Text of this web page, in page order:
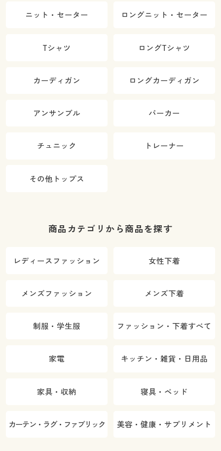
ニット・セーター ロングニット・セーター
Tシャツ ロングTシャツ
カーディガン ロングカーディガン
アンサンブル パーカー
チュニック トレーナー
その他トップス
商品カテゴリから商品を探す
レディースファッション 女性下着
メンズファッション メンズ下着
制服・学生服 ファッション・下着すべて
家電 キッチン・雑貨・日用品
家具・収納 寝具・ベッド
カーテン・ラグ・ファブリック 美容・健康・サプリメント